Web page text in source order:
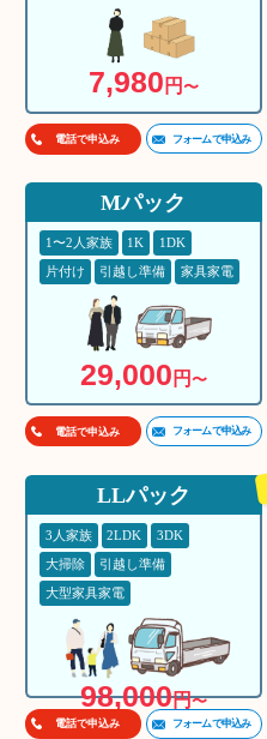
7,980 円 〜
電話で申込み フォームで申込み
Mパック
1〜2人家族 1K 1DK
片付け 引越し準備 家具家電
29,000 円 〜
電話で申込み フォームで申込み
LLパック
3人家族 2LDK 3DK
大掃除 引越し準備
大型家具家電
98,000円〜
電話で申込み フォームで申込み